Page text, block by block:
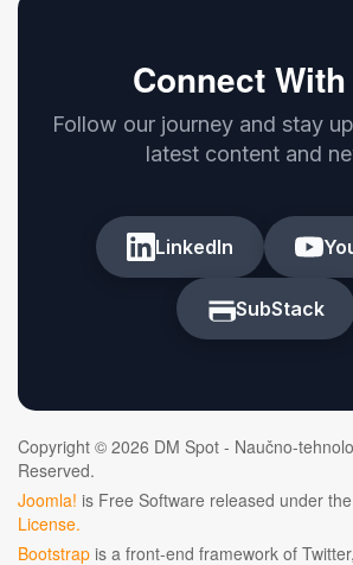
Connect
Follow our journey and stay
latest content and
LinkedIn
SubStack
Copyright © 2026 DM Spot - Naučno-
Reserved.
Joomla! is Free Software released under the
License.
Bootstrap is a front-end framework of